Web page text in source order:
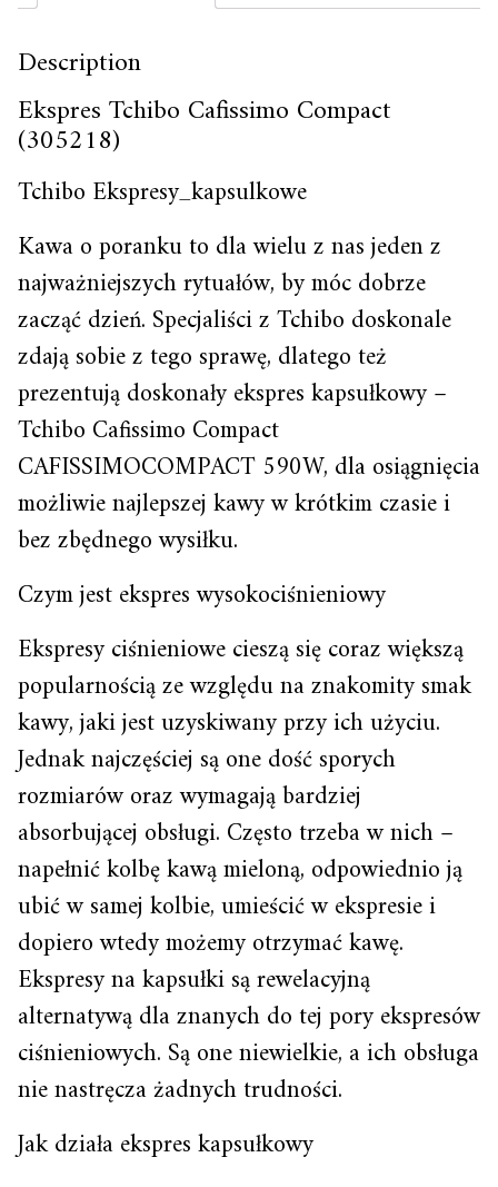
Description
Ekspres Tchibo Cafissimo Compact
(305218)
Tchibo Ekspresy_kapsulkowe
Kawa o poranku to dla wielu z nas jeden z
najważniejszych rytuałów, by móc dobrze
zacząć dzień. Specjaliści z Tchibo doskonale
zdają sobie z tego sprawę, dlatego też
prezentują doskonały ekspres kapsułkowy –
Tchibo Cafissimo Compact
CAFISSIMOCOMPACT 590W, dla osiągnięcia
możliwie najlepszej kawy w krótkim czasie i
bez zbędnego wysiłku.
Czym jest ekspres wysokociśnieniowy
Ekspresy ciśnieniowe cieszą się coraz większą
popularnością ze względu na znakomity smak
kawy, jaki jest uzyskiwany przy ich użyciu.
Jednak najczęściej są one dość sporych
rozmiarów oraz wymagają bardziej
absorbującej obsługi. Często trzeba w nich –
napełnić kolbę kawą mieloną, odpowiednio ją
ubić w samej kolbie, umieścić w ekspresie i
dopiero wtedy możemy otrzymać kawę.
Ekspresy na kapsułki są rewelacyjną
alternatywą dla znanych do tej pory ekspresów
ciśnieniowych. Są one niewielkie, a ich obsługa
nie nastręcza żadnych trudności.
Jak działa ekspres kapsułkowy